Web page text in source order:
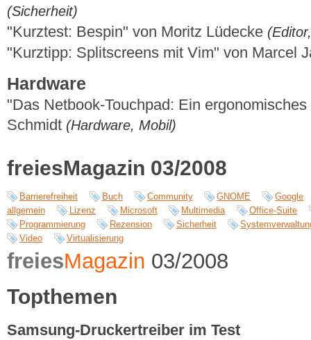
(Sicherheit)
"Kurztest: Bespin" von Moritz Lüdecke
"Kurztipp: Splitscreens mit Vim" von Marcel
Hardware
"Das Netbook-Touchpad: Ein
Schmidt (Hardware, Mobil)
freiesMagazin 03/2008
Barrierefreiheit Buch Community GNOME
Google
allgemein
Lizenz Microsoft Multimedia
Office-Suite
Programmierung
Rezension Sicherheit
Video
Virtualisierung
freiesMagazin 03/2008
Topthemen
Samsung-Druckertreiber im Test